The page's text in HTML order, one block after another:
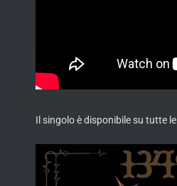
Il singolo è disponibile su tutte le